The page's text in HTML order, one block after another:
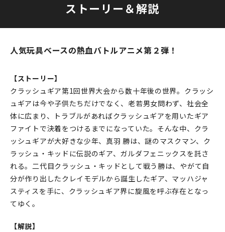
ストーリー＆解説
人気玩具ベースの熱血バトルアニメ第２弾！
【ストーリー】
クラッシュギア第1回世界大会から数十年後の世界。クラッシ
ュギアは今や子供たちだけでなく、老若男女問わず、社会全
体に広まり、トラブルがあればクラッシュギアを用いたギア
ファイトで決着をつけるまでになっていた。そんな中、クラ
ッシュギアが大好きな少年、真羽 勝は、謎のマスクマン、ク
ラッシュ・キッドに伝説のギア、ガルダフェニックスを託さ
れる。二代目クラッシュ・キッドとして戦う勝は、やがて自
分が作り出したクレイモデルから誕生したギア、マッハジャ
スティスを手に、クラッシュギア界に旋風を呼ぶ存在となっ
てゆく。
【解説】